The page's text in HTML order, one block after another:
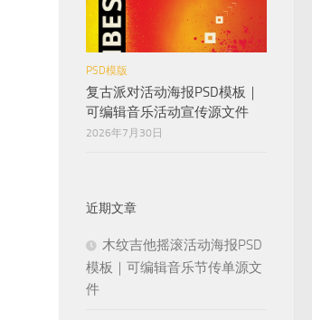
PSD模版
复古派对活动海报PSD模板｜
可编辑音乐活动宣传源文件
2026年7月30日
近期文章
木纹吉他摇滚活动海报PSD
模板｜可编辑音乐节传单源文
件